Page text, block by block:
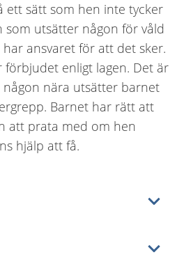
ett sätt som hen inte tycker
som utsätter någon för våld
ansvaret för att det sker.
enligt lagen. Det är
nära utsätter barnet
Barnet har rätt att
att prata med om hen
hjälp att få.